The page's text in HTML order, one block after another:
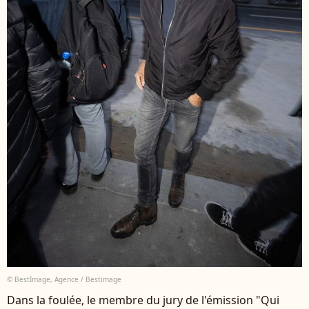
© BestImage, Agence / Bestimage
Dans la foulée, le membre du jury de l'émission "Qui